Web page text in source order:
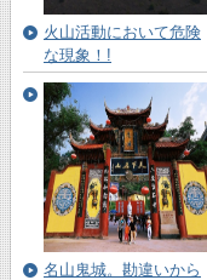
火山活動において危険
な現象！!
名山鬼城。勘違いから